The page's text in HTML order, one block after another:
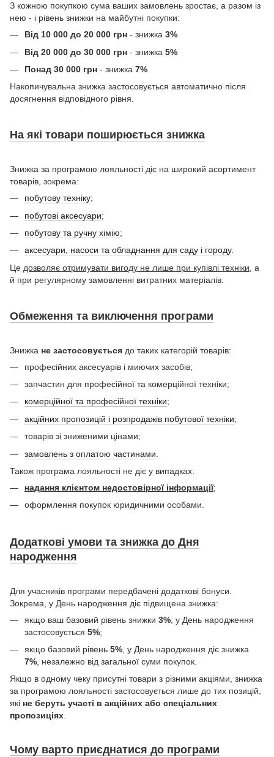
З кожною покупкою сума ваших замовлень зростає, а разом із
нею - і рівень знижки на майбутні покупки:
Від 10 000 до 20 000 грн - знижка 3%
Від 20 000 до 30 000 грн - знижка 5%
Понад 30 000 грн - знижка 7%
Накопичувальна знижка застосовується автоматично після
досягнення відповідного рівня.
На які товари поширюється знижка
Знижка за програмою лояльності діє на широкий асортимент
товарів, зокрема:
побутову техніку;
побутові аксесуари;
побутову та ручну хімію;
аксесуари, насоси та обладнання для саду і городу.
Це дозволяє отримувати вигоду не лише при купівлі техніки, а
й при регулярному замовленні витратних матеріалів.
Обмеження та виключення програми
Знижка не застосовується до таких категорій товарів:
професійних аксесуарів і миючих засобів;
запчастин для професійної та комерційної техніки;
комерційної та професійної техніки;
акційних пропозицій і розпродажів побутової техніки;
товарів зі зниженими цінами;
замовлень з оплатою частинами
Також програма лояльності не діє у випадках:
надання клієнтом недостовірної інформації;
оформлення покупок юридичними особами.
Додаткові умови та знижка до Дня
народження
Для учасників програми передбачені додаткові бонуси.
Зокрема, у День народження діє підвищена знижка:
якщо ваш базовий рівень знижки 3% , у День народження
застосовується 5%;
якщо базовий рівень 5% , у День народження діє знижка
7% , незалежно від загальної суми покупок.
Якщо в одному чеку присутні товари з різними акціями, знижка
за програмою лояльності застосовується лише до тих позицій,
які не беруть участі в акційних або спеціальних
пропозиціях.
Чому варто приєднатися до програми